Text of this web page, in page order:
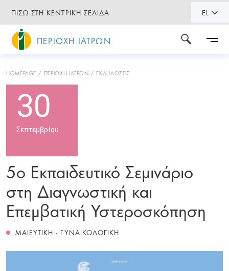
ΠΙΣΩ ΣΤΗ ΚΕΝΤΡΙΚΗ ΣΕΛΙΔΑ EL
ΠΕΡΙΟΧΗ ΙΑΤΡΩΝ
HOMEPAGE ΠΕΡΙΟΧΗ ΙΑΤΡΩΝ ΕΚΔΗΛΩΣΕΙΣ
30
Σεπτεμβρίου
5ο Εκπαιδευτικό Σεμινάριο
στη Διαγνωστική και
Επεμβατική Υστεροσκόπηση
ΜΑΙΕΥΤΙΚΗ - ΓΥΝΑΙΚΟΛΟΓΙΚΗ